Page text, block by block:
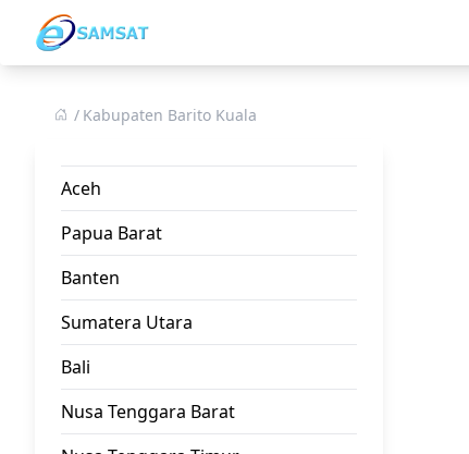
Kabupaten Barito Kuala
Aceh
Papua Barat
Banten
Sumatera Utara
Bali
Nusa Tenggara Barat